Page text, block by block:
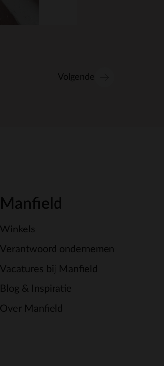
Volgende
Manfield
Winkels
Verantwoord ondernemen
Vacatures bij Manfield
Blog & Inspiratie
Over Manfield